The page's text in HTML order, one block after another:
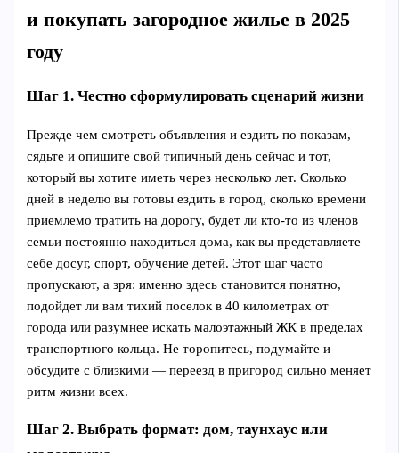
и покупать загородное жилье в 2025
году
Шаг 1. Честно сформулировать сценарий жизни
Прежде чем смотреть объявления и ездить по показам,
сядьте и опишите свой типичный день сейчас и тот,
который вы хотите иметь через несколько лет. Сколько
дней в неделю вы готовы ездить в город, сколько времени
приемлемо тратить на дорогу, будет ли кто‑то из членов
семьи постоянно находиться дома, как вы представляете
себе досуг, спорт, обучение детей. Этот шаг часто
пропускают, а зря: именно здесь становится понятно,
подойдет ли вам тихий поселок в 40 километрах от
города или разумнее искать малоэтажный ЖК в пределах
транспортного кольца. Не торопитесь, подумайте и
обсудите с близкими — переезд в пригород сильно меняет
ритм жизни всех.
Шаг 2. Выбрать формат: дом, таунхаус или